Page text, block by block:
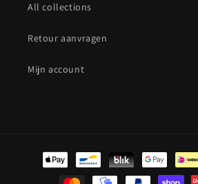
All collections
Retour aanvragen
Mijn account
Betaalmethoden